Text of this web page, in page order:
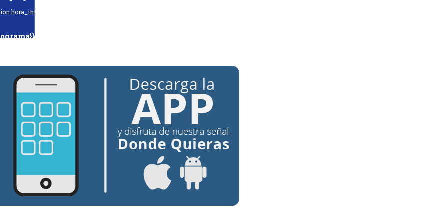
Hasta: {{programacion.hora_fin}}